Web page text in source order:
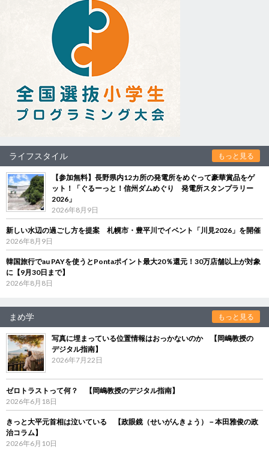
ライフスタイル もっと見る
【参加無料】長野県内12カ所の発電所をめぐって豪華賞品をゲ
ット！「ぐるーっと！信州ダムめぐり 発電所スタンプラリー
2026」
2026年8月9日
新しい水辺の過ごし方を提案 札幌市・豊平川でイベント「川見2026」を開催
2026年8月9日
韓国旅行でau PAYを使うとPontaポイント最大20％還元！30万店舗以上が対象
に【9月30日まで】
2026年8月8日
まめ学 もっと見る
写真に埋まっている位置情報はおっかないのか 【岡嶋教授の
デジタル指南】
2026年7月22日
ゼロトラストって何？ 【岡嶋教授のデジタル指南】
2026年6月18日
きっと大平元首相は泣いている 【政眼鏡（せいがんきょう）－本田雅俊の政
治コラム】
2026年6月10日